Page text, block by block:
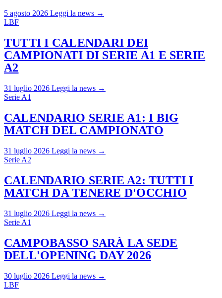
5 agosto 2026 Leggi la news →
LBF
TUTTI I CALENDARI DEI
CAMPIONATI DI SERIE A1 E SERIE
A2
31 luglio 2026 Leggi la news →
Serie A1
CALENDARIO SERIE A1: I BIG
MATCH DEL CAMPIONATO
31 luglio 2026 Leggi la news →
Serie A2
CALENDARIO SERIE A2: TUTTI I
MATCH DA TENERE D'OCCHIO
31 luglio 2026 Leggi la news →
Serie A1
CAMPOBASSO SARÀ LA SEDE
DELL'OPENING DAY 2026
30 luglio 2026 Leggi la news →
LBF